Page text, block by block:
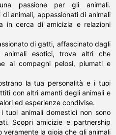
passione per gli animali.
animali, appassionati di animali
in cerca di amicizia e relazioni
di gatti, affascinato dagli
esotici, trova altri che
ai compagni pelosi, piumati e
la tua personalità e i tuoi
con altri amanti degli animali e
ed esperienze condivise.
tuoi animali domestici non sono
Scopri amicizie e partnership
la gioia che gli animali